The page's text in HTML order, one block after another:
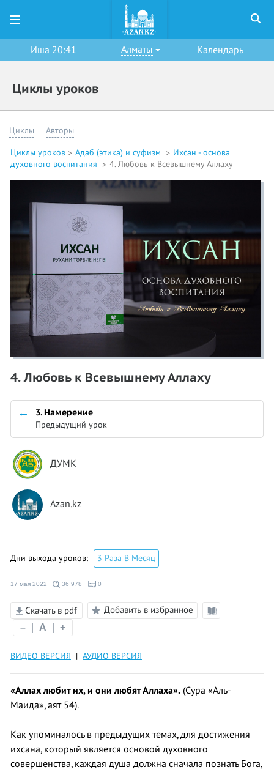
Иша 20:41 Алматы Календарь
Циклы уроков
Циклы Авторы
Циклы уроков Адаб (этика) и суфизм
Ихсан - основа
духовного воспитания
4. Любовь к Всевышнему Аллаху
4. Любовь к Всевышнему Аллаху
3. Намерение
Предыдущий урок
ДУМК
Azan.kz
Дни выхода уроков: 3 Раза В Месяц
17 мая 2022 36 978 0
Скачать в pdf
Добавить в избранное
– A +
ВИДЕО ВЕРСИЯ | АУДИО ВЕРСИЯ
«Аллах любит их, и они любят Аллаха». (Сура «Аль-
Маида», аят 54).
Как упоминалось в предыдущих темах, для достижения
ихсана, который является основой духовного
совершенства, каждая душа должна сначала познать Бога,